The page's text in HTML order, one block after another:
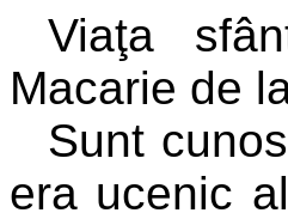
Viaţa
Macarie de
Sunt
era ucenic